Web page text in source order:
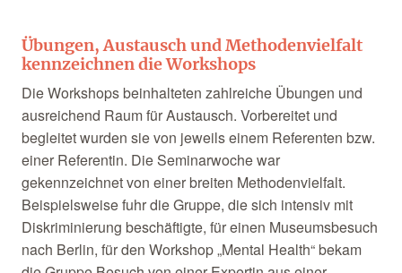
Übungen, Austausch und Methodenvielfalt
kennzeichnen die Workshops
Die Workshops beinhalteten zahlreiche Übungen und
ausreichend Raum für Austausch. Vorbereitet und
begleitet wurden sie von jeweils einem Referenten bzw.
einer Referentin. Die Seminarwoche war
gekennzeichnet von einer breiten Methodenvielfalt.
Beispielsweise fuhr die Gruppe, die sich intensiv mit
Diskriminierung beschäftigte, für einen Museumsbesuch
nach Berlin, für den Workshop „Mental Health“ bekam